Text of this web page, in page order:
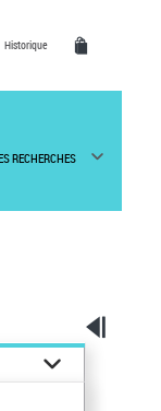
Historique
RECHERCHES